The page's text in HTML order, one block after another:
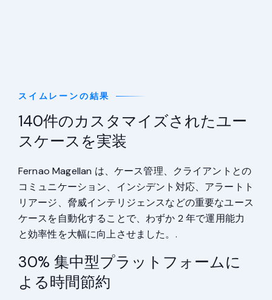
スイムレーンの結果
140件のカスタマイズされたユー
スケースを実装
Fernao Magellan は、ケース管理、クライアントとの
コミュニケーション、インシデント対応、アラートト
リアージ、脅威インテリジェンスなどの重要なユース
ケースを自動化することで、わずか 2 年で運用能力
と効率性を大幅に向上させました。.
30% 集中型プラットフォームに
よる時間節約